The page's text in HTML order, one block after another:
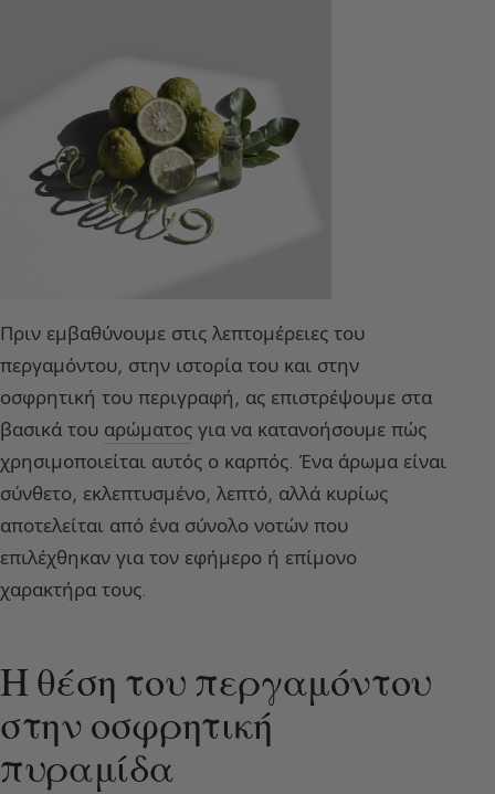
Πριν εμβαθύνουμε στις λεπτομέρειες του
περγαμόντου, στην ιστορία του και στην
οσφρητική του περιγραφή, ας επιστρέψουμε στα
βασικά του αρώματος για να κατανοήσουμε πώς
χρησιμοποιείται αυτός ο καρπός. Ένα άρωμα είναι
σύνθετο, εκλεπτυσμένο, λεπτό, αλλά κυρίως
αποτελείται από ένα σύνολο νοτών που
επιλέχθηκαν για τον εφήμερο ή επίμονο
χαρακτήρα τους.
Η θέση του περγαμόντου
στην οσφρητική
πυραμίδα